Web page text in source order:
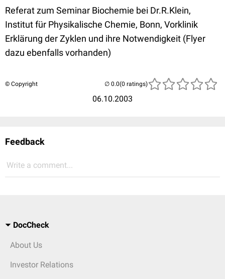
Referat zum Seminar Biochemie bei Dr.R.Klein,
Institut für Physikalische Chemie, Bonn, Vorklinik
Erklärung der Zyklen und ihre Notwendigkeit (Flyer
dazu ebenfalls vorhanden)
© Copyright
06.10.2003
(0 ratings)
Feedback
Write a comment...
DocCheck
About Us
Investor Relations